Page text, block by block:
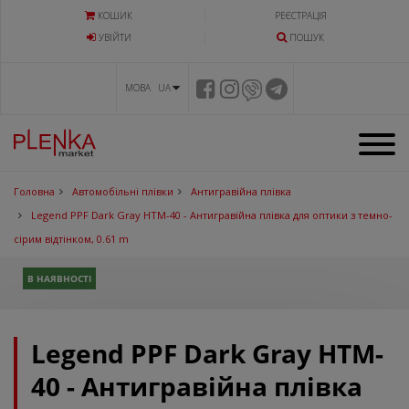
КОШИК
РЕЄСТРАЦІЯ
УВIЙТИ
ПОШУК
МОВА UA
Головна Автомобільні плівки
Антигравійна плівка
Legend PPF Dark Gray HTM-40 - Антигравійна плівка для оптики з темно-
сірим відтінком, 0.61 m
В НАЯВНОСТІ
Legend PPF Dark Gray HTM-
40 - Антигравійна плівка